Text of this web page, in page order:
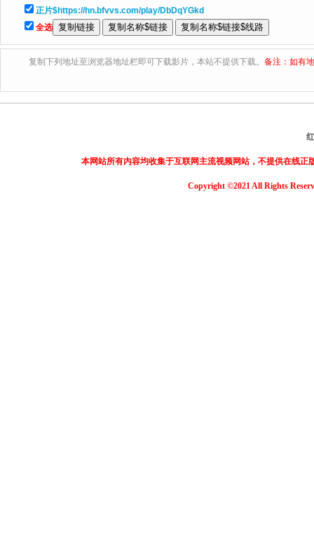
正片$https://hn.bfvvs.com/play/DbDqYGkd
全选
复制下列地址至浏览器地址栏即可下载影片，本站不提供下载。 备注：如有
本网站所有内容均收集于互联网主流视频网站，不提供在线
Copyright ©2021 All Rights